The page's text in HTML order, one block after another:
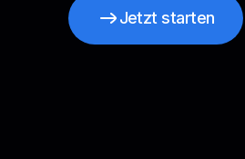
Jetzt starten
Jetzt starten